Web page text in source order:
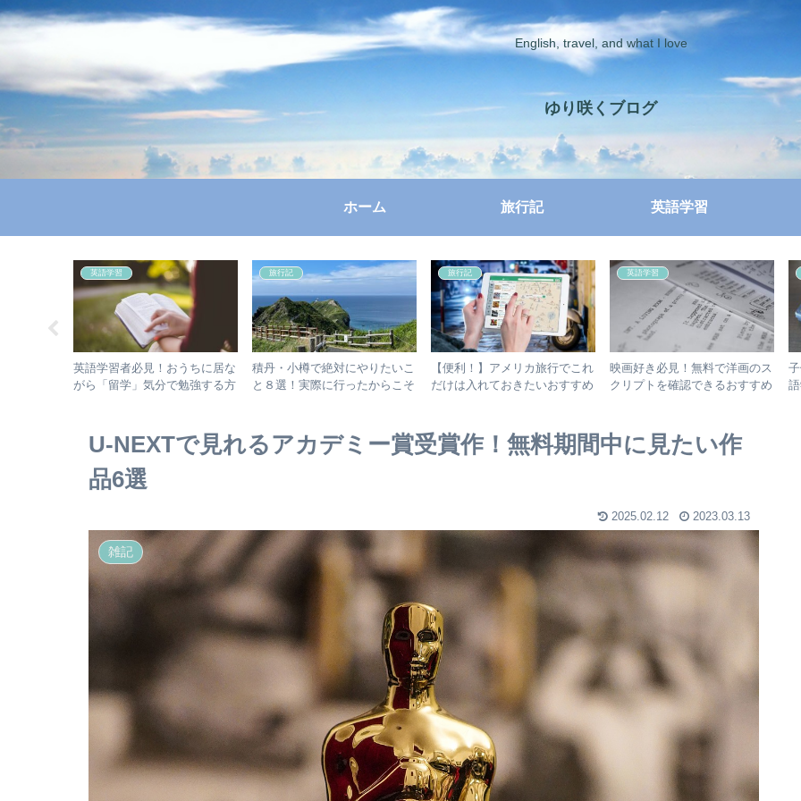
English, travel, and what I love
ゆり咲くブログ
ホーム 旅行記 英語学習
英語学習
英語学習者必見！おうちに居な
がら「留学」気分で勉強する方
旅行記
積丹・小樽で絶対にやりたいこ
と８選！実際に行ったからこそ
旅行記
【便利！】アメリカ旅行でこれ
だけは入れておきたいおすすめ
英語学習
映画好き必見！無料で洋画のス
クリプトを確認できるおすすめ
U-NEXTで見れるアカデミー賞受賞作！無料期間中に見たい作
品6選
2025.02.12 2023.03.13
雑記